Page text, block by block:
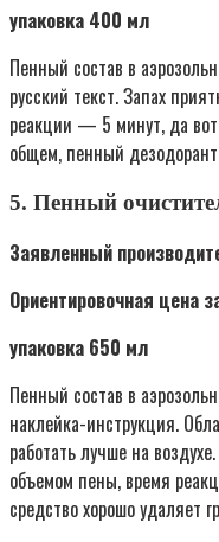
упаковка 400 мл
Пенный состав в
русский текст. Запах
реакции — 5 минут, да
общем, пенный
5. Пенный
Заявленный
Ориентировочная цена
упаковка 650 мл
Пенный состав в
наклейка-инструкция.
работать лучше на
объемом пены, время
средство хорошо удаляет